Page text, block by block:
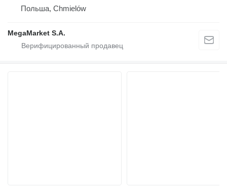
Польша, Chmielów
MegaMarket S.A.